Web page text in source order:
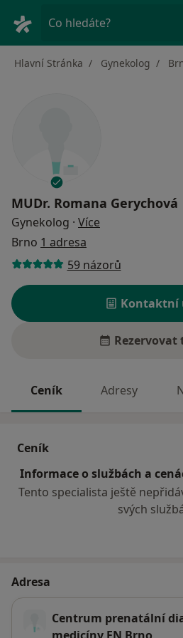
Co hledáte?
Hlavní Stránka Gynekolog
MUDr. Romana Gerychová
Gynekolog · Více
Brno 1 adresa
59 názorů
Kontaktní
Rezervovat
Ceník Adresy
Ceník
Informace o službách a
Tento specialista ještě
svých
Adresa
Centrum prenatální